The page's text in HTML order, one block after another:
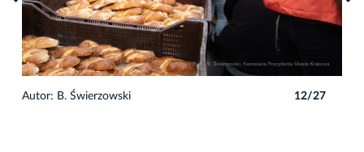
Autor: B. Świerzowski 12/27